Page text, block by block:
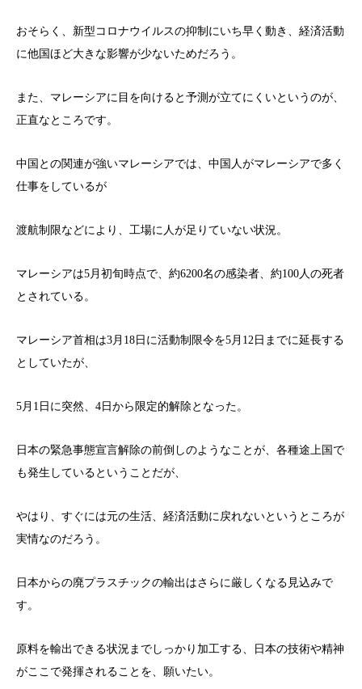
おそらく、新型コロナウイルスの抑制にいち早く動き、経済活動
に他国ほど大きな影響が少ないためだろう。
また、マレーシアに目を向けると予測が立てにくいというのが、
正直なところです。
中国との関連が強いマレーシアでは、中国人がマレーシアで多く
仕事をしているが
渡航制限などにより、工場に人が足りていない状況。
マレーシアは5月初旬時点で、約6200名の感染者、約100人の死者
とされている。
マレーシア首相は3月18日に活動制限令を5月12日までに延長する
としていたが、
5月1日に突然、4日から限定的解除となった。
日本の緊急事態宣言解除の前倒しのようなことが、各種途上国で
も発生しているということだが、
やはり、すぐには元の生活、経済活動に戻れないというところが
実情なのだろう。
日本からの廃プラスチックの輸出はさらに厳しくなる見込みで
す。
原料を輸出できる状況までしっかり加工する、日本の技術や精神
がここで発揮されることを、願いたい。